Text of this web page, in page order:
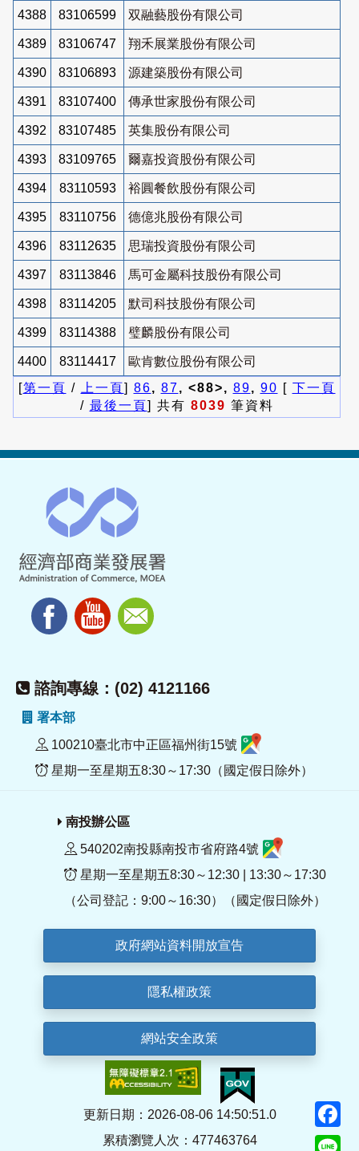
4388 83106599 双融藝股份有限公司
4389 83106747 翔禾展業股份有限公司
4390 83106893 源建築股份有限公司
4391 83107400 傳承世家股份有限公司
4392 83107485 英集股份有限公司
4393 83109765 爾嘉投資股份有限公司
4394 83110593 裕圓餐飲股份有限公司
4395 83110756 德億兆股份有限公司
4396 83112635 思瑞投資股份有限公司
4397 83113846 馬可金屬科技股份有限公司
4398 83114205 默司科技股份有限公司
4399 83114388 璧麟股份有限公司
4400 83114417
歐肯數位股份有限公司
[第一頁 / 上一頁] 86, 87, <88>, 89, 90 [ 下一頁
/ 最後一頁] 共有 8039 筆資料
諮詢專線：(02) 4121166
署本部
100210臺北市中正區福州街15號
星期一至星期五8:30～17:30（國定假日除外）
南投辦公區
540202南投縣南投市省府路4號
星期一至星期五8:30～12:30 | 13:30～17:30
（公司登記：9:00～16:30）（國定假日除外）
政府網站資料開放宣告
隱私權政策
網站安全政策
更新日期：2026-08-06 14:50:51.0
累積瀏覽人次：477463764